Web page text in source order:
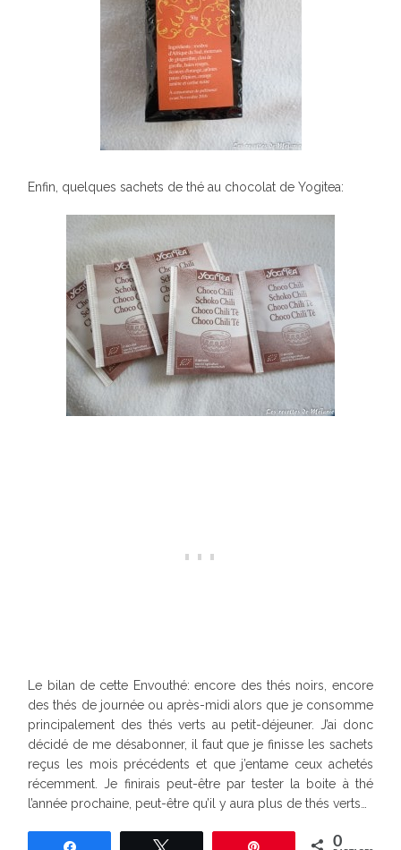
Enfin, quelques sachets de thé au chocolat de Yogitea:
Le bilan de cette Envouthé: encore des thés noirs, encore
des thés de journée ou après-midi alors que je consomme
principalement des thés verts au petit-déjeuner. J’ai donc
décidé de me désabonner, il faut que je finisse les sachets
reçus les mois précédents et que j’entame ceux achetés
récemment. Je finirais peut-être par tester la boite à thé
l’année prochaine, peut-être qu’il y aura plus de thés verts…
Épingle 0